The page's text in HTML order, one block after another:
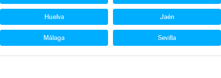
Huelva Jaén
Málaga Sevilla